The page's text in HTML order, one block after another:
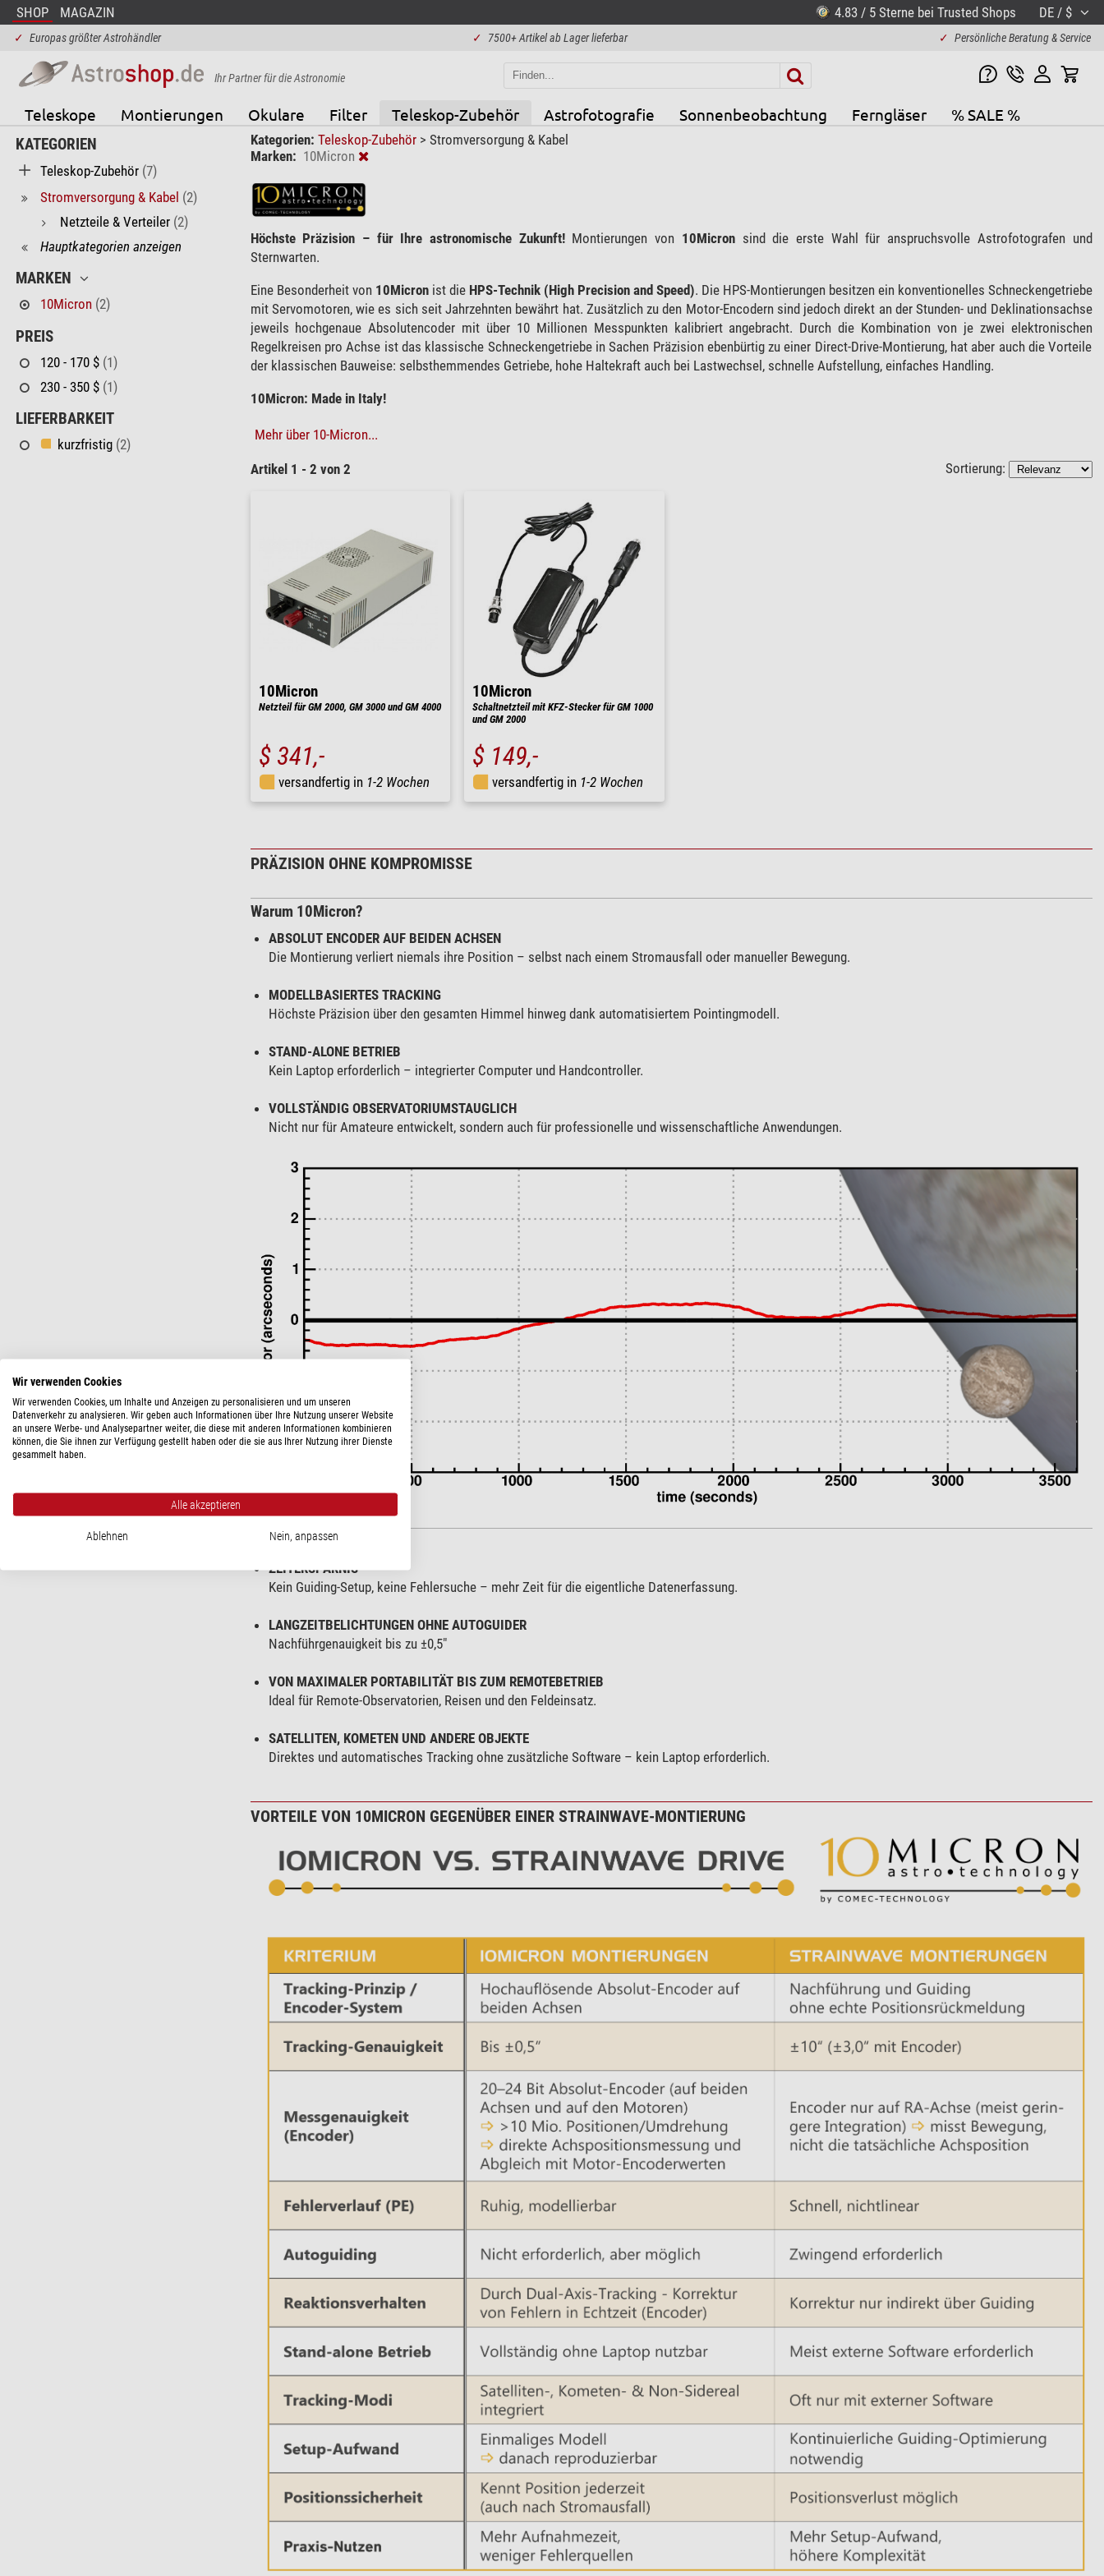
SHOP MAGAZIN 4.83 / 5 Sterne bei Trusted Shops DE / $
✓ Europas größter Astrohändler ✓ 7500+ Artikel ab Lager lieferbar ✓ Persönliche Beratung & Service
Ihr Partner für die Astronomie
Teleskope Montierungen Okulare Filter Teleskop-Zubehör Astrofotografie Sonnenbeobachtung Ferngläser % SALE %
KATEGORIEN
Teleskop-Zubehör (7)
Stromversorgung & Kabel (2)
Netzteile & Verteiler (2)
Hauptkategorien anzeigen
MARKEN
10Micron (2)
PREIS
120 - 170 $ (1)
230 - 350 $ (1)
LIEFERBARKEIT
kurzfristig (2)
Kategorien: Teleskop-Zubehör > Stromversorgung & Kabel
Marken: 10Micron
Höchste Präzision – für Ihre astronomische Zukunft!Montierungen von 10Micronsind die erste Wahl für anspruchsvolle Astrofotografen und
Sternwarten.
Eine Besonderheit von 10Micronist die HPS-Technik (High Precision and Speed). Die HPS-Montierungen besitzen ein konventionelles Schneckengetriebe
mit Servomotoren, wie es sich seit Jahrzehnten bewährt hat. Zusätzlich zu den Motor-Encodern sind jedoch direkt an der Stunden- und Deklinationsachse
jeweils hochgenaue Absolutencoder mit über 10 Millionen Messpunkten kalibriert angebracht. Durch die Kombination von je zwei elektronischen
Regelkreisen pro Achse ist das klassische Schneckengetriebe in Sachen Präzision ebenbürtig zu einer Direct-Drive-Montierung, hat aber auch die Vorteile
der klassischen Bauweise: selbsthemmendes Getriebe, hohe Haltekraft auch bei Lastwechsel, schnelle Aufstellung, einfaches Handling.
10Micron: Made in Italy!
Mehr über 10-Micron...
Artikel 1 - 2 von 2 Sortierung:
10Micron
Netzteil für GM 2000, GM 3000 und GM 4000
$ 341,-
versandfertig in 1-2 Wochen
10Micron
Schaltnetzteil mit KFZ-Stecker für GM 1000
und GM 2000
$ 149,-
versandfertig in 1-2 Wochen
PRÄZISION OHNE KOMPROMISSE
Warum 10Micron?
ABSOLUT ENCODER AUF BEIDEN ACHSEN
Die Montierung verliert niemals ihre Position – selbst nach einem Stromausfall oder manueller Bewegung.
MODELLBASIERTES TRACKING
Höchste Präzision über den gesamten Himmel hinweg dank automatisiertem Pointingmodell.
STAND-ALONE BETRIEB
Kein Laptop erforderlich – integrierter Computer und Handcontroller.
VOLLSTÄNDIG OBSERVATORIUMSTAUGLICH
Nicht nur für Amateure entwickelt, sondern auch für professionelle und wissenschaftliche Anwendungen.
Die Vorteile in der Praxis
ZEITERSPARNIS
Kein Guiding-Setup, keine Fehlersuche – mehr Zeit für die eigentliche Datenerfassung.
LANGZEITBELICHTUNGEN OHNE AUTOGUIDER
Nachführgenauigkeit bis zu ±0,5"
VON MAXIMALER PORTABILITÄT BIS ZUM REMOTEBETRIEB
Ideal für Remote-Observatorien, Reisen und den Feldeinsatz.
SATELLITEN, KOMETEN UND ANDERE OBJEKTE
Direktes und automatisches Tracking ohne zusätzliche Software – kein Laptop erforderlich.
VORTEILE VON 10MICRON GEGENÜBER EINER STRAINWAVE-MONTIERUNG
Wir verwenden Cookies
Wir verwenden Cookies, um Inhalte und Anzeigen zu personalisieren und um unseren
Datenverkehr zu analysieren. Wir geben auch Informationen über Ihre Nutzung unserer Website
an unsere Werbe- und Analysepartner weiter, die diese mit anderen Informationen kombinieren
können, die Sie ihnen zur Verfügung gestellt haben oder die sie aus Ihrer Nutzung ihrer Dienste
gesammelt haben.
Alle akzeptieren
Ablehnen Nein, anpassen